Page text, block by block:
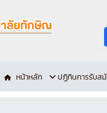
หน้าหลัก ปฏิทินการรับส